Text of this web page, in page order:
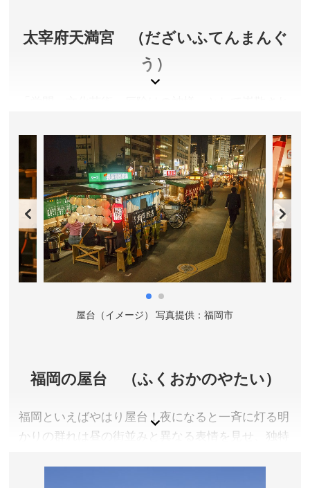
お問い合わせ／092-291-2951
太宰府天満宮 （だざいふてんまんぐ
う）
宮の総本宮。一年を通し、受験生をはじめとする約
１０００万人もの参拝者が訪れます。参道に土産店
が充実しているのも魅力です。多くのお店で売られ
ている小豆あん入りの餅菓子「梅ヶ枝餅」は太宰府
名物。焼きたてのおいしさは格別です。
令和5年5月より約3年間の予定で、重要文化財「御本
殿」の大改修を行なっています。改修期間は御本殿前に
設けられた特別な「仮殿」でご参拝の皆さまをお迎えし
ています。詳しくは公式サイトをご確認ください。
福岡県太宰府市
6:30〜 【閉門】4〜5月／9〜11月 〜19:00、6〜8月 〜
認ください。
アクセス／西鉄 太宰府駅より徒歩約5分
お問い合わせ／092-922-8225(9:00～17:00)
屋台（イメージ） 写真提供：福岡市
福岡の屋台 （ふくおかのやたい）
福岡といえばやはり屋台！夜になると一斉に灯る明
かりの群れは昼の街並みと異なる表情を見せ、独特